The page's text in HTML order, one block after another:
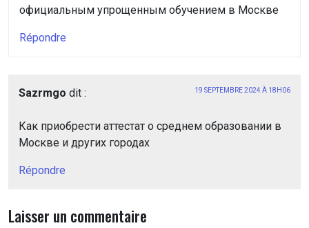
официальным упрощенным обучением в Москве
Répondre
Sazrmgo dit : 19 SEPTEMBRE 2024 À 18H06
Как приобрести аттестат о среднем образовании в
Москве и других городах
Répondre
Laisser un commentaire